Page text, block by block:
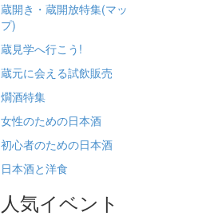
蔵開き・蔵開放特集(マッ
プ)
蔵見学へ行こう!
蔵元に会える試飲販売
燗酒特集
女性のための日本酒
初心者のための日本酒
日本酒と洋食
人気イベント